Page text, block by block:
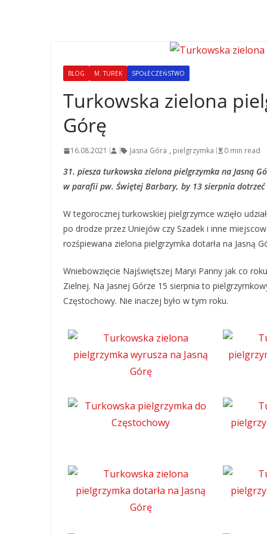
BLOG M. TUREK SPOŁECZEŃSTWO
Turkowska zielona
Górę
16.08.2021 Jasna Góra , pielgrzymka 0 min read
31. piesza turkowska zielona pielgrzymka na Jasną
w parafii pw. Świętej Barbary, by 13 sierpnia dotrzeć
W tegorocznej turkowskiej pielgrzymce wzięło
po drodze przez Uniejów czy Szadek i inne
rozśpiewana zielona pielgrzymka dotarła na Jasną
Wniebowzięcie Najświętszej Maryi Panny jak co
Zielnej. Na Jasnej Górze 15 sierpnia to
Częstochowy. Nie inaczej było w tym roku.